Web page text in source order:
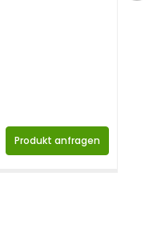
Produkt anfragen